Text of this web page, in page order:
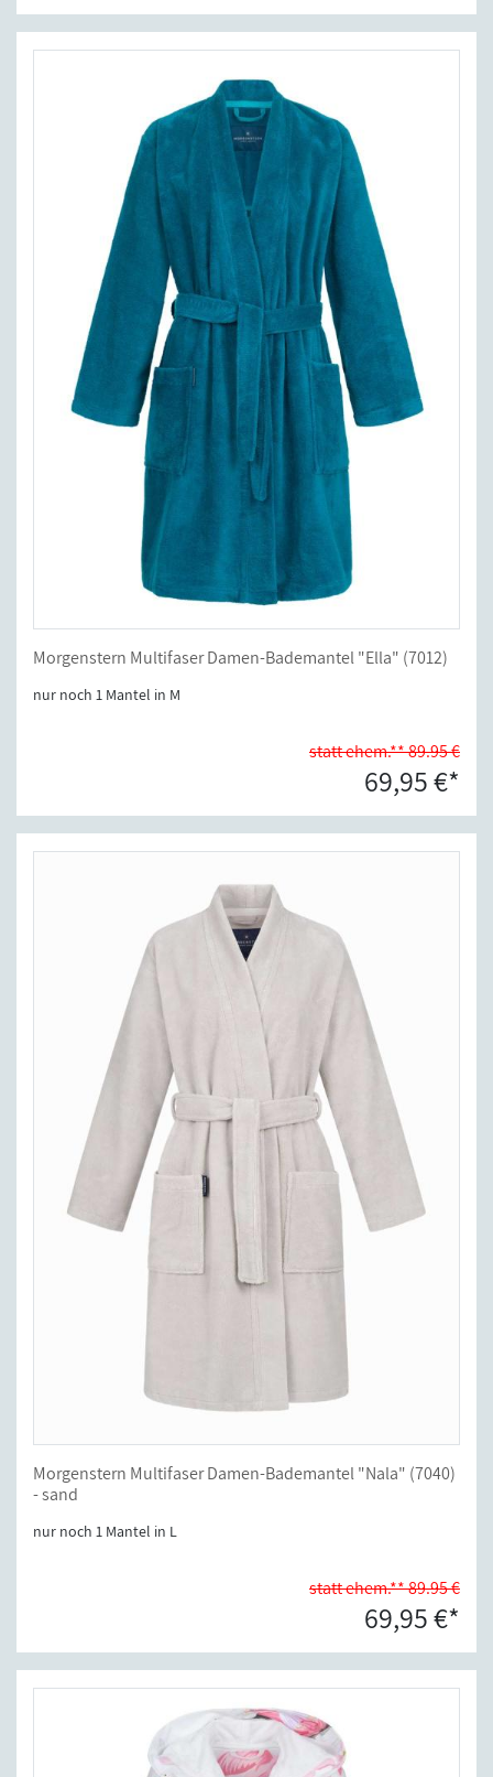
Morgenstern Multifaser Damen-Bademantel "Ella" (7012)
nur noch 1 Mantel in M
statt ehem.** 89.95 €
69,95 €*
Morgenstern Multifaser Damen-Bademantel "Nala" (7040)
- sand
nur noch 1 Mantel in L
statt ehem.** 89.95 €
69,95 €*